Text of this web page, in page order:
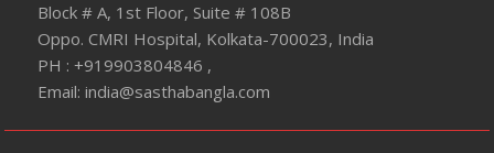
Block # A, 1st Floor, Suite # 108B
Oppo. CMRI Hospital, Kolkata-700023, India
PH : +919903804846 ,
Email: india@sasthabangla.com